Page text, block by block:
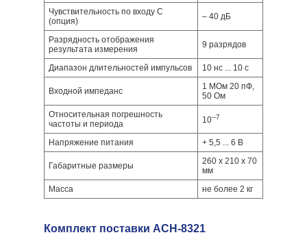
Чувствительность по входу С
(опция)
– 40 дБ
Разрядность отображения
результата измерения
9 разрядов
Диапазон длительностей импульсов 10 нс ... 10 с
Входной импеданс
1 МОм 20 пФ,
50 Ом
Относительная погрешность
частоты и периода
10–7
Напряжение питания + 5,5 ... 6 В
Габаритные размеры
260 х 210 х 70
мм
Масса
не более 2 кг
Комплект поставки АСН-8321